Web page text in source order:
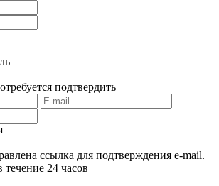
подтвердить
ссылка для подтверждения e-mail.
24 часов